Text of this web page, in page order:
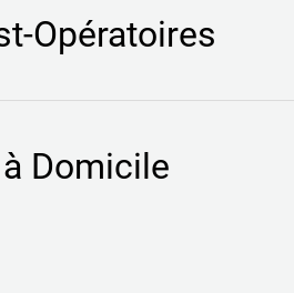
Opératoires
Domicile